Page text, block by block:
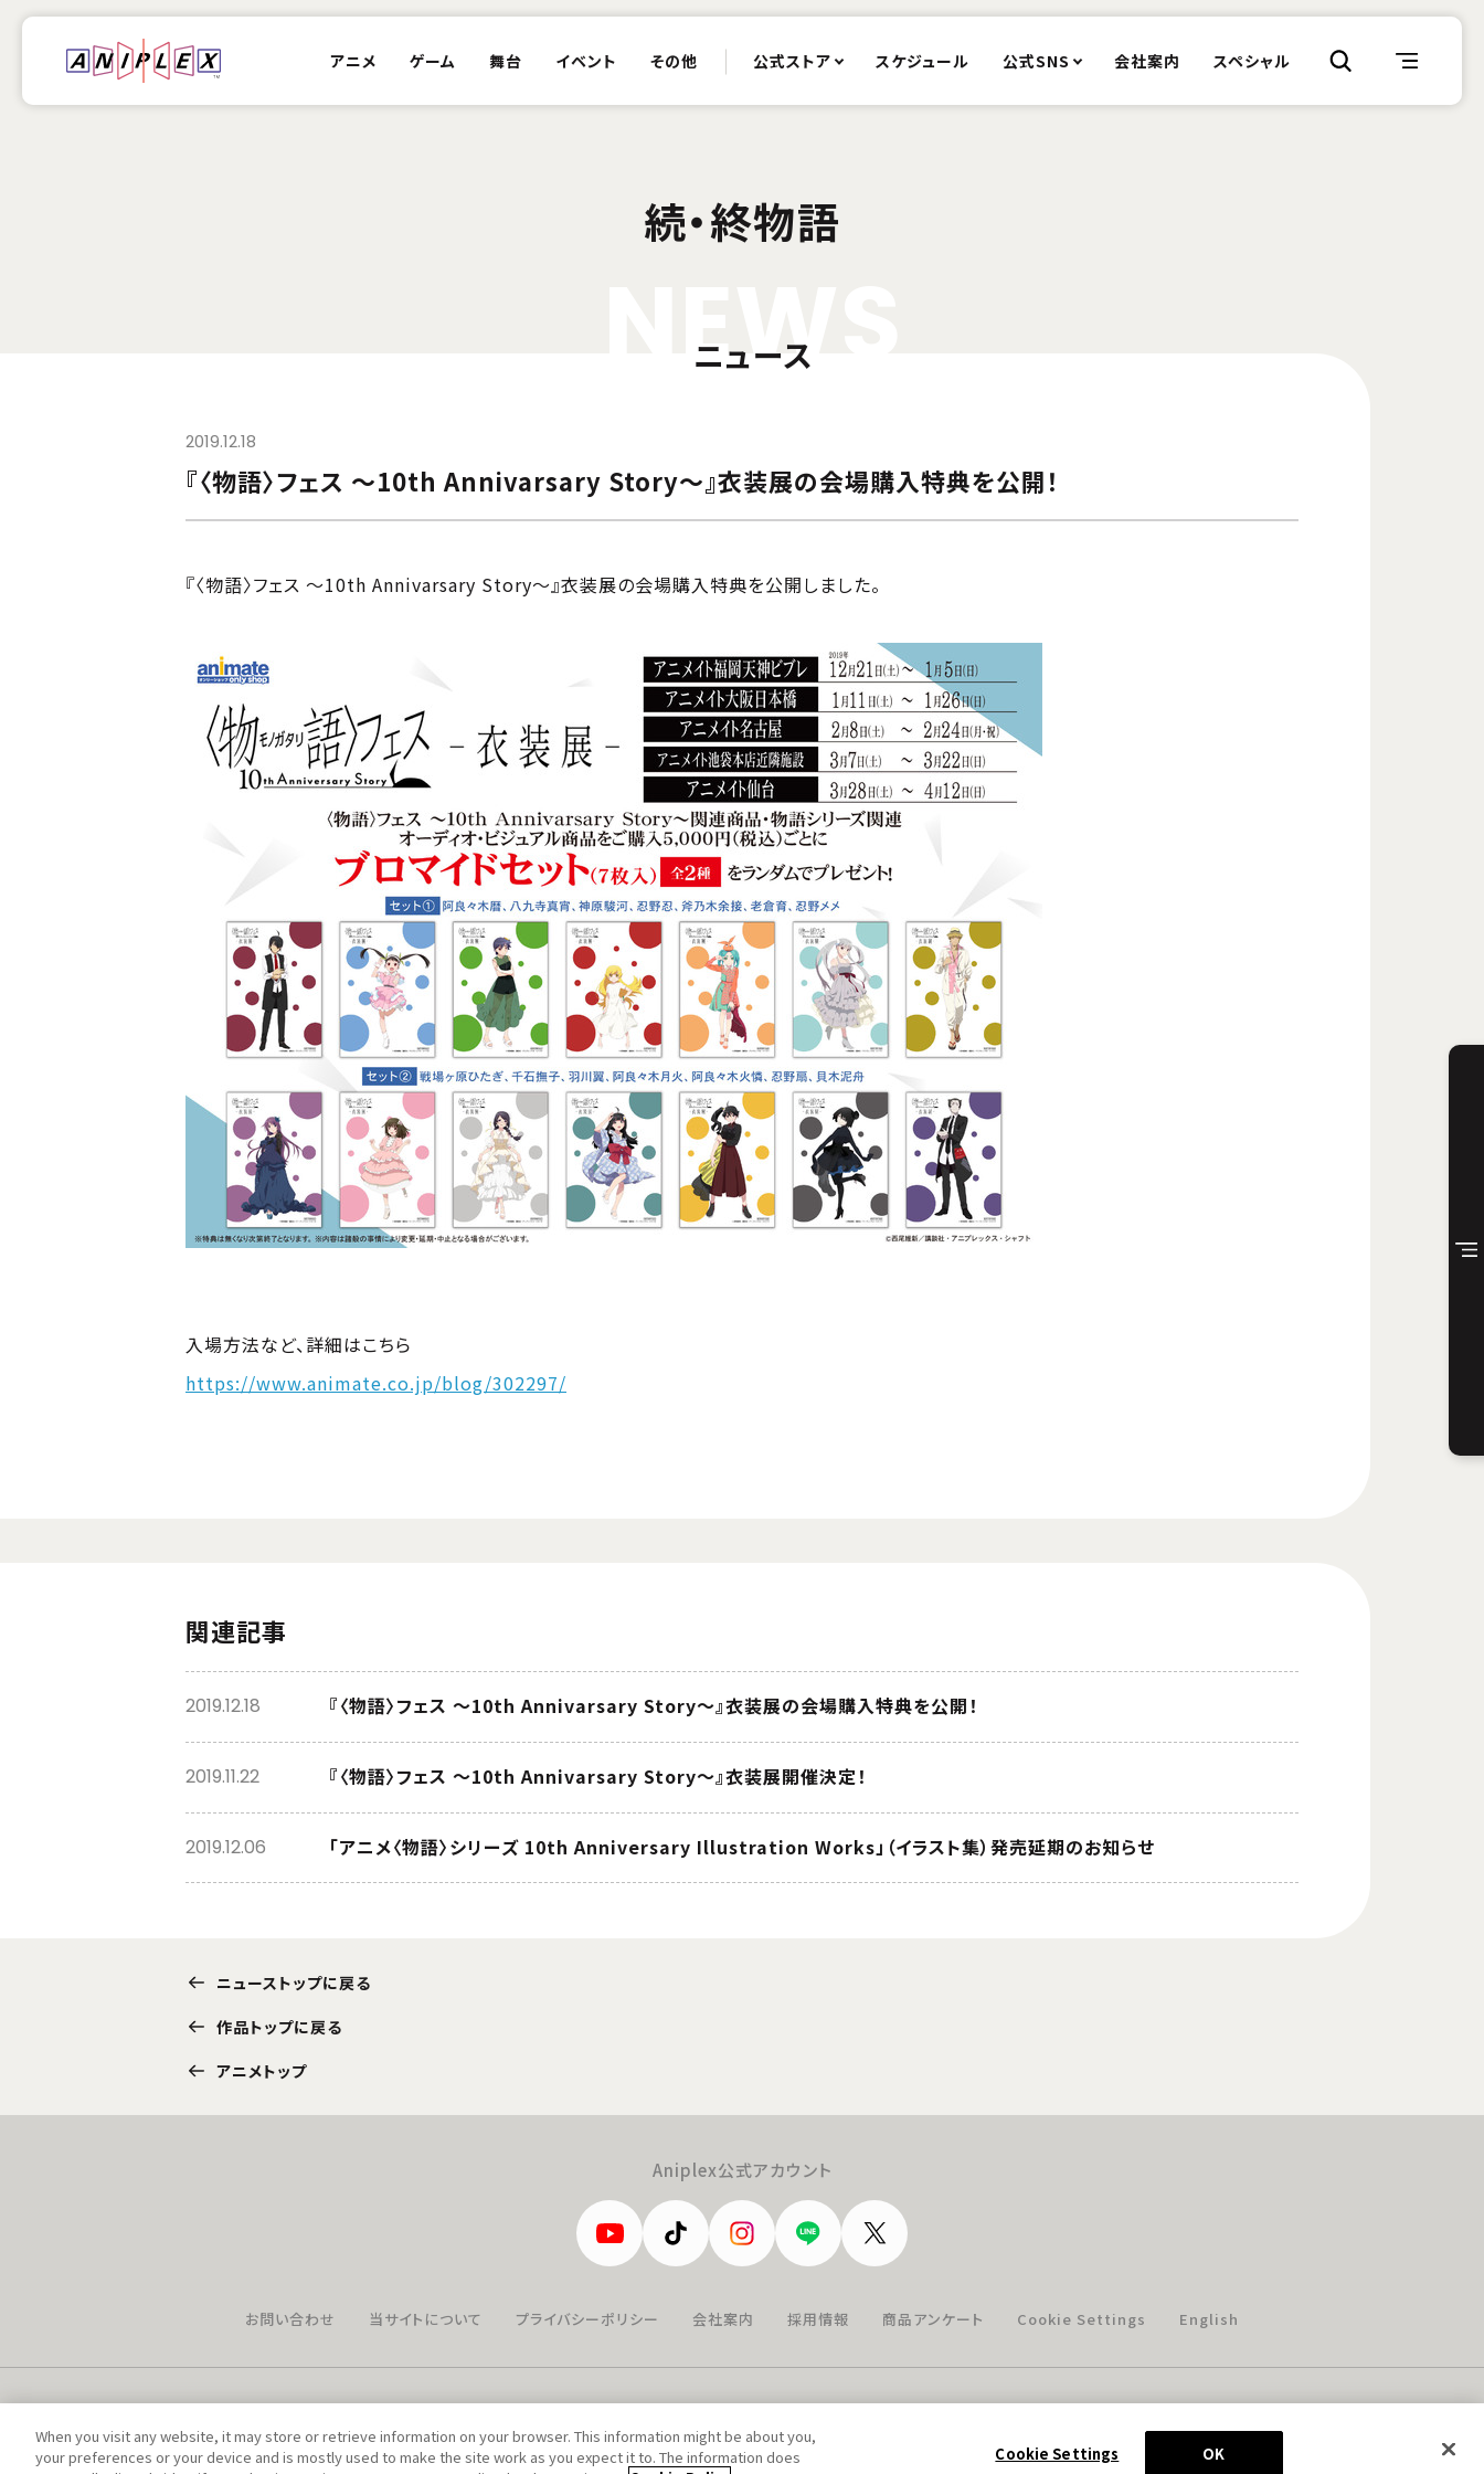
アニメ ゲーム 舞台 イベント その他 公式ストア スケジュール 公式SNS 会社案内 スペシャル
続・終物語
EW
ニュース
2019.12.18
『〈物語〉フェス ～10th Annivarsary Story～』衣装展の会場購入特典を公開！
『〈物語〉フェス ～10th Annivarsary Story～』衣装展の会場購入特典を公開しました。
入場方法など、詳細はこちら
https://www.animate.co.jp/blog/302297/
関連記事
『〈物語〉フェス ～10th Annivarsary Story～』衣装展の会場購入特典を公開！
2019.12.18
『〈物語〉フェス ～10th Annivarsary Story～』衣装展開催決定！
2019.11.22
「アニメ〈物語〉シリーズ 10th Anniversary Illustration Works」（イラスト集）発売延期のお知らせ
2019.12.06
ニューストップに戻る
作品トップに戻る
アニメトップ
Aniplex公式アカウント
お問い合わせ 当サイトについて プライバシーポリシー 会社案内 採用情報 商品アンケート Cookie Settings English
© Aniplex Inc. All rights reserved.
When you visit any website, it may store or retrieve information on your browser. This information might be about you,
your preferences or your device and is mostly used to make the site work as you expect it to. The information does
Cookie Settings OK